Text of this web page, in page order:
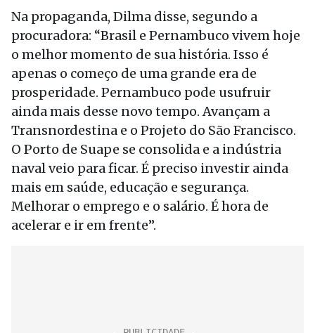
Na propaganda, Dilma disse, segundo a
procuradora: “Brasil e Pernambuco vivem hoje
o melhor momento de sua história. Isso é
apenas o começo de uma grande era de
prosperidade. Pernambuco pode usufruir
ainda mais desse novo tempo. Avançam a
Transnordestina e o Projeto do São Francisco.
O Porto de Suape se consolida e a indústria
naval veio para ficar. É preciso investir ainda
mais em saúde, educação e segurança.
Melhorar o emprego e o salário. É hora de
acelerar e ir em frente”.